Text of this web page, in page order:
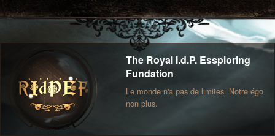
The Royal I.d.P. Essploring
Fundation
Le monde n'a pas de limites. Notre égo
non plus.